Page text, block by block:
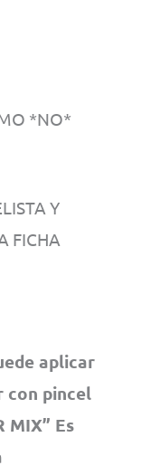
*NO*
Y
FICHA
aplicar
con pincel
MIX” Es